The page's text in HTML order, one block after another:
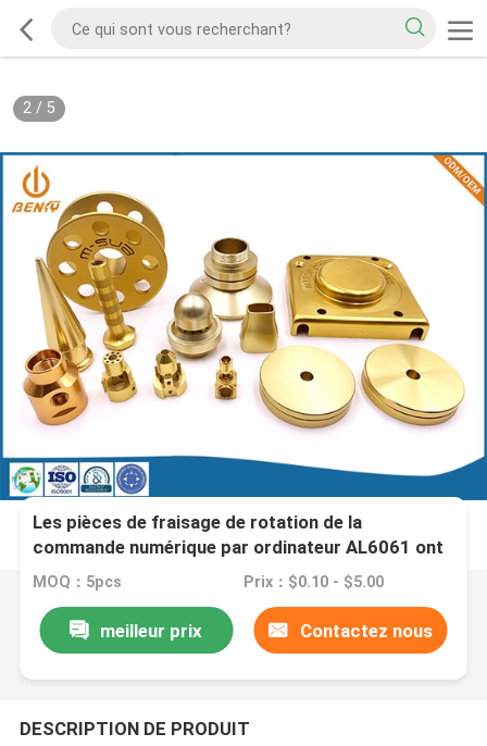
2/ 5
Les pièces de fraisage de rotation de la
commande numérique par ordinateur AL6061 ont
anodisé la clôture sablée
MOQ：5pcs Prix：$0.10 - $5.00
meilleur prix Contactez nous
DESCRIPTION DE PRODUIT